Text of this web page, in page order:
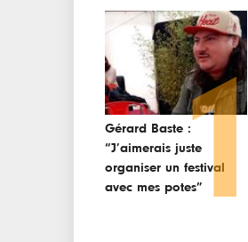
Gérard Baste :
“J’aimerais juste
organiser un festival
avec mes potes”1